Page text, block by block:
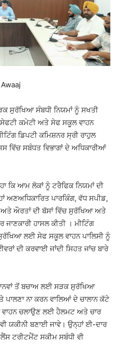
ਸੁਰੱਖਿਆ ਸੰਬਧੀ ਨਿਯਮਾਂ ਨੂੰ ਸਖਤੀ
ਕਮੇਟੀ ਅਤੇ ਸੇਫ ਸਕੂਲ ਵਾਹਨ
ਡਿਪਟੀ ਕਮਿਸ਼ਨਰ ਸ੍ਰੀ ਰਾਹੁਲ
ਵਿੱਚ ਸਬੰਧਤ ਵਿਭਾਗਾਂ ਦੇ ਅਧਿਕਾਰੀਆਂ
ਕਿ ਆਮ ਲੋਕਾਂ ਨੂੰ ਟਰੈਫਿਕ ਨਿਯਮਾਂ ਦੀ
ਅਣਅਧਿਕਾਰਿਤ ਪਾਰਕਿੰਗ, ਵੱਧ ਸਪੀਡ,
ਔਰਤਾਂ ਦੀ ਬੱਸਾਂ ਵਿੱਚ ਸੁਰੱਖਿਆ ਅਤੇ
ਹਾਸਲ ਕੀਤੀ । ਮੀਟਿੰਗ
ਲਈ ਸੇਫ ਸਕੂਲ ਵਾਹਨ ਪਾਲਿਸੀ ਨੂੰ
ਦੀ ਕਰਵਾਈ ਜਾਂਦੀ ਸਿਹਤ ਜਾਂਚ ਬਾਰੇ
ਤੋਂ ਬਚਾਅ ਲਈ ਸੜਕ ਸੁਰੱਖਿਆ
ਪਾਲਣਾ ਨਾ ਕਰਨ ਵਾਲਿਆਂ ਦੇ ਚਾਲਾਨ ਕੱਟੇ
ਵਾਹਨ ਚਲਾਉਣ ਲਈ ਹੈਲਮਟ ਅਤੇ ਚਾਰ
ਯਕੀਨੀ ਬਣਾਈ ਜਾਵੇ। ਉਨ੍ਹਾਂ ਈ-ਦਾਰ
ਟਰੀਟਮੈਂਟ ਸਕੀਮ ਸਬੰਧੀ ਵੀ